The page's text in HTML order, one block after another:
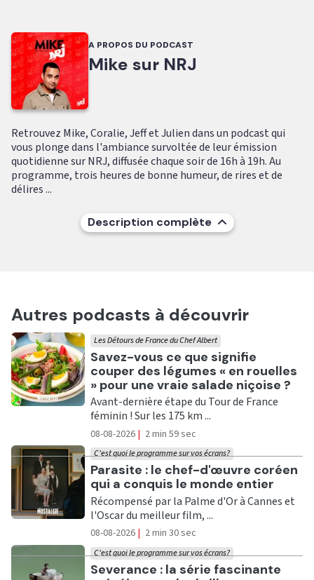
A PROPOS DU PODCAST
Mike sur NRJ
Retrouvez Mike, Coralie, Jeff et Julien dans un podcast qui
vous plonge dans l'ambiance survoltée de leur émission
quotidienne sur NRJ, diffusée chaque soir de 16h à 19h. Au
programme, trois heures de bonne humeur, de rires et de
délires ...
Description complète
Autres podcasts à découvrir
Ecouter
Savez-vous ce que signifie
couper des légumes « en rouelles
» pour une vraie salade niçoise ?
Les Détours de France du Chef Albert
Avant-dernière étape du Tour de France
féminin ! Sur les 175 km ...
08-08-2026 | 2 min 59 sec
Ecouter
Parasite : le chef-d'œuvre coréen
qui a conquis le monde entier
C'est quoi le programme sur vos écrans?
Récompensé par la Palme d'Or à Cannes et
l'Oscar du meilleur film, ...
08-08-2026 | 2 min 30 sec
Ecouter
Severance : la série fascinante
C'est quoi le programme sur vos écrans?